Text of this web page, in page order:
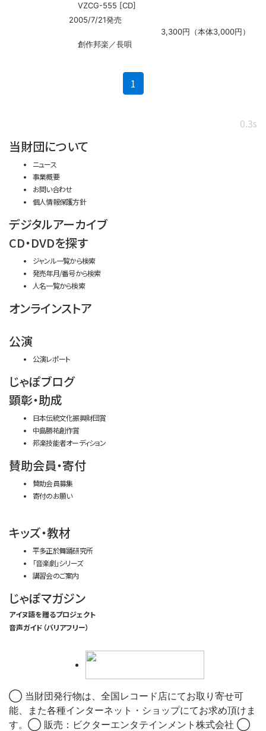
VZCG-555 [CD]
2005/7/21発売
3,300円（本体3,000円）
創作邦楽／長唄
1
0.3s
当財団について
ニュース
事業概要
お問い合わせ
個人情報保護方針
デジタルアーカイブ
CD・DVDを探す
ジャンル一覧から検索
発売年月/番号から検索
人名一覧から検索
オンラインストア
公演
公演レポート
じゃぽブログ
顕彰・助成
日本伝統文化振興財団賞
中島勝祐創作賞
邦楽技能者オーディション
賛助会員・寄付
賛助会員募集
寄付のお願い
キッズ・教材
平多正於舞踊研究所
「音楽劇」シリーズ
講習会のご案内
じゃぽマガジン
アイヌ語を贈るプロジェクト
音声ガイド（バリアフリー）
◯ 当財団発行物は、全国レコード店にてお取り寄せ可
能、また各種インターネット・ショップにてお求め頂けま
す。◯ 販売：ビクターエンタテインメント株式会社 ◯